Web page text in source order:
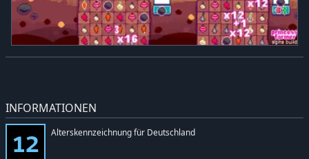
INFORMATIONEN
Alterskennzeichnung für Deutschland